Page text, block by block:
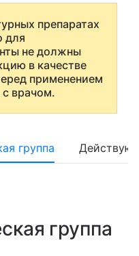
препаратах
для
не должны
в качестве
применением
с врачом.
группа
группа